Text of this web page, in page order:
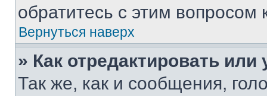
обратитесь с этим вопросом
Вернуться наверх
» Как отредактировать
Так же, как и сообщения,